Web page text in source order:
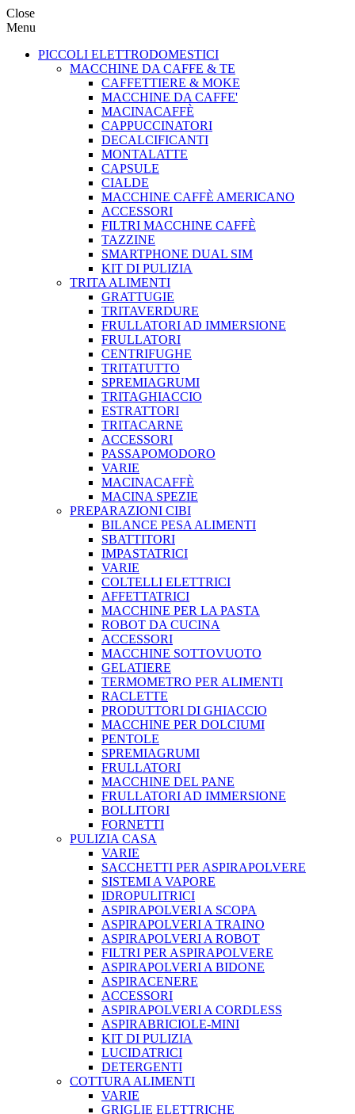
Close
Menu
PICCOLI ELETTRODOMESTICI
MACCHINE DA CAFFE & TE
CAFFETTIERE & MOKE
MACCHINE DA CAFFE'
MACINACAFFÈ
CAPPUCCINATORI
DECALCIFICANTI
MONTALATTE
CAPSULE
CIALDE
MACCHINE CAFFÈ AMERICANO
ACCESSORI
FILTRI MACCHINE CAFFÈ
TAZZINE
SMARTPHONE DUAL SIM
KIT DI PULIZIA
TRITA ALIMENTI
GRATTUGIE
TRITAVERDURE
FRULLATORI AD IMMERSIONE
FRULLATORI
CENTRIFUGHE
TRITATUTTO
SPREMIAGRUMI
TRITAGHIACCIO
ESTRATTORI
TRITACARNE
ACCESSORI
PASSAPOMODORO
VARIE
MACINACAFFÈ
MACINA SPEZIE
PREPARAZIONI CIBI
BILANCE PESA ALIMENTI
SBATTITORI
IMPASTATRICI
VARIE
COLTELLI ELETTRICI
AFFETTATRICI
MACCHINE PER LA PASTA
ROBOT DA CUCINA
ACCESSORI
MACCHINE SOTTOVUOTO
GELATIERE
TERMOMETRO PER ALIMENTI
RACLETTE
PRODUTTORI DI GHIACCIO
MACCHINE PER DOLCIUMI
PENTOLE
SPREMIAGRUMI
FRULLATORI
MACCHINE DEL PANE
FRULLATORI AD IMMERSIONE
BOLLITORI
FORNETTI
PULIZIA CASA
VARIE
SACCHETTI PER ASPIRAPOLVERE
SISTEMI A VAPORE
IDROPULITRICI
ASPIRAPOLVERI A SCOPA
ASPIRAPOLVERI A TRAINO
ASPIRAPOLVERI A ROBOT
FILTRI PER ASPIRAPOLVERE
ASPIRAPOLVERI A BIDONE
ASPIRACENERE
ACCESSORI
ASPIRAPOLVERI A CORDLESS
ASPIRABRICIOLE-MINI
KIT DI PULIZIA
LUCIDATRICI
DETERGENTI
COTTURA ALIMENTI
VARIE
GRIGLIE ELETTRICHE